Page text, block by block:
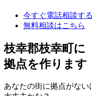
今すぐ電話相談する
無料相談はこちら
枝幸郡枝幸町に
拠点を作ります
あなたの街に拠点がない